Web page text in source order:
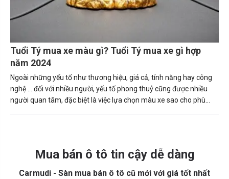
Tuổi Tý mua xe màu gì? Tuổi Tý mua xe gì hợp
năm 2024
Ngoài những yếu tố như thương hiệu, giá cả, tính năng hay công
nghệ … đối với nhiều người, yếu tố phong thuỷ cũng được nhiều
người quan tâm, đặc biệt là việc lựa chọn màu xe sao cho phù
Mua bán ô tô tin cậy dễ dàng
Carmudi - Sàn mua bán ô tô cũ mới với giá tốt nhất